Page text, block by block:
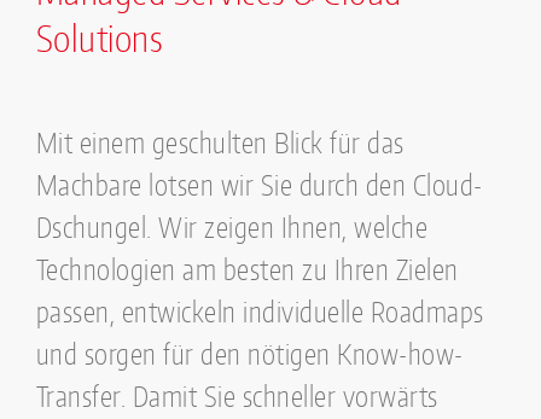
Solutions
Mit einem geschulten Blick für das
Machbare lotsen wir Sie durch den Cloud-
Dschungel.Wir zeigen Ihnen, welche
Technologien am besten zu Ihren Zielen
passen, entwickeln individuelle Roadmaps
und sorgen für den nötigen Know-how-
Transfer. Damit Sie schneller vorwärts